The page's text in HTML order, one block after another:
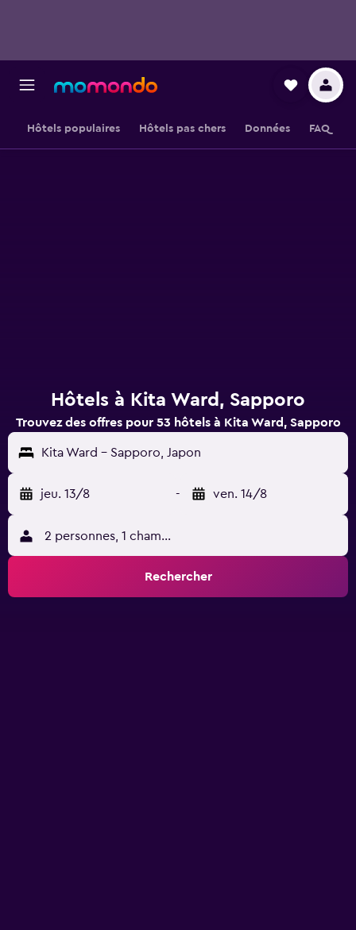
Hôtels populaires Hôtels pas chers Données FAQ
Hôtels à Kita Ward, Sapporo
Trouvez des offres pour 53 hôtels à Kita Ward, Sapporo
Kita Ward - Sapporo, Japon
jeu. 13/8 - ven. 14/8
2 personnes, 1 chambre
Rechercher